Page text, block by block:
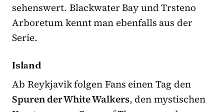
sehenswert. Blackwater Bay und Trsteno
Arboretum kennt man ebenfalls aus der
Serie.
Island
Ab Reykjavik folgen Fans einen Tag den
Spuren der White Walkers, den mystischen